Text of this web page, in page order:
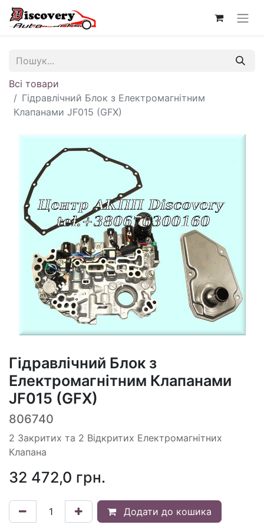
Всі товари
Гідравлічний Блок з Електромагнітним
Клапанами JF015 (GFX)
Гідравлічний Блок з
Електромагнітним Клапанами
JF015 (GFX)
806740
2 Закритих та 2 Відкритих Електромагнітних
Клапана
32 472,0 грн.
Додати до кошика